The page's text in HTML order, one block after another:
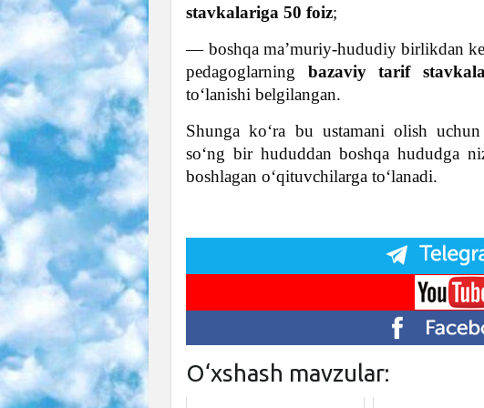
stavkalariga 50 foiz;
— boshqa ma’muriy-hududiy birlikdan
pedagoglarning bazaviy tarif
to‘lanishi belgilangan.
Shunga ko‘ra bu ustamani olish
so‘ng bir hududdan boshqa hududga
boshlagan o‘qituvchilarga to‘lanadi.
O‘xshash mavzular: